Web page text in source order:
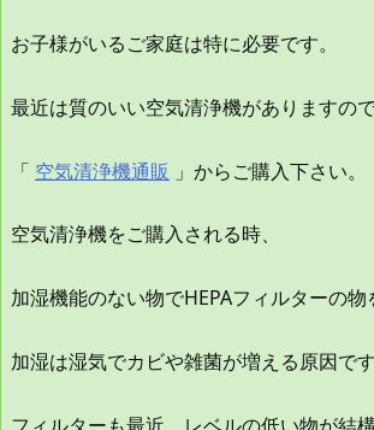
お子様がいるご家庭は特に必要です。
最近は質のいい空気清浄機がありますの
「 空気清浄機通販 」からご購入下さい。
空気清浄機をご購入される時、
加湿機能のない物でHEPAフィルターの物
加湿は湿気でカビや雑菌が増える原因です